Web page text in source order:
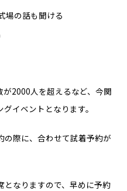
場の話も聞ける
2000人を超えるなど、今関
イベントとなります。
の際に、合わせて試着予約が
なりますので、早めに予約